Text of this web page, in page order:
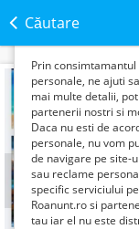
Căutare
Prev
date sunt folosite
Prin
personale, ne ajuti
mai multe detalii,
partenerii nostri si
Daca nu esti de
personale, nu vom
de navigare pe site-
sau reclame
specific serviciului
Roanunt.ro si
tau iar el nu este